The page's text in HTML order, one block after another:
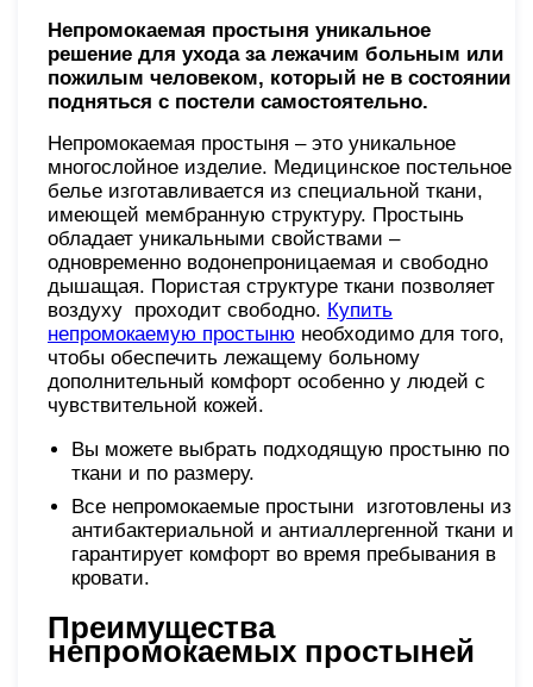
Непромокаемая простыня уникальное
решение для ухода за лежачим больным или
пожилым человеком, который не в состоянии
подняться с постели самостоятельно.
Непромокаемая простыня – это уникальное
многослойное изделие. Медицинское постельное
белье изготавливается из специальной ткани,
имеющей мембранную структуру. Простынь
обладает уникальными свойствами –
одновременно водонепроницаемая и свободно
дышащая. Пористая структуре ткани позволяет
воздуху проходит свободно. Купить
непромокаемую простыню необходимо для того,
чтобы обеспечить лежащему больному
дополнительный комфорт особенно у людей с
чувствительной кожей.
Вы можете выбрать подходящую простыню по
ткани и по размеру.
Все непромокаемые простыни изготовлены из
антибактериальной и антиаллергенной ткани и
гарантирует комфорт во время пребывания в
кровати.
Преимущества
непромокаемых простыней